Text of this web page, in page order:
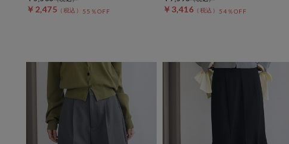
￥2,475 55％OFF ￥3,416 54％OFF